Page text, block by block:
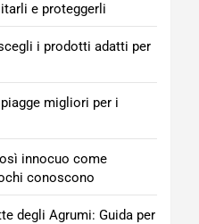
e proteggerli
i prodotti adatti per
migliori per i
innocuo come
conoscono
degli Agrumi: Guida per